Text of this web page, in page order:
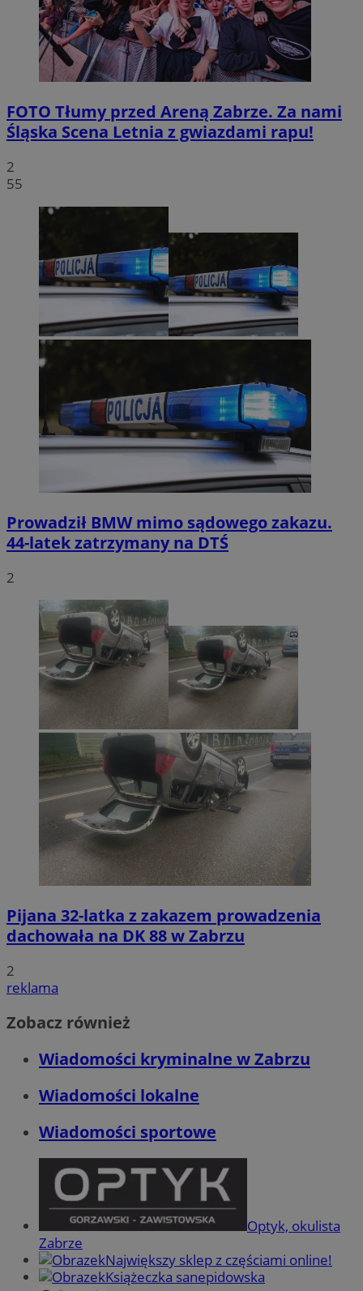
FOTO Tłumy przed Areną Zabrze. Za nami
Śląska Scena Letnia z gwiazdami rapu!
2
55
Prowadził BMW mimo sądowego zakazu.
44-latek zatrzymany na DTŚ
2
Pijana 32-latka z zakazem prowadzenia
dachowała na DK 88 w Zabrzu
2
reklama
Zobacz również
Wiadomości kryminalne w Zabrzu
Wiadomości lokalne
Wiadomości sportowe
Optyk, okulista
Zabrze
Największy sklep z częściami online!
Książeczka sanepidowska